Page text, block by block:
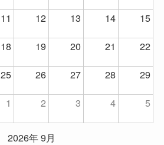
11 12 13 14
15
18 19 20 21
22
25 26 27 28
29
1 2 3 4 5
2026年 9月